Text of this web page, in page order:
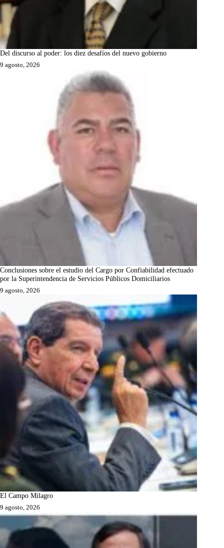
Del discurso al poder: los diez desafíos del nuevo gobierno
9 agosto, 2026
Conclusiones sobre el estudio del Cargo por Confiabilidad efectuado
por la Superintendencia de Servicios Públicos Domiciliarios
9 agosto, 2026
El Campo Milagro
9 agosto, 2026